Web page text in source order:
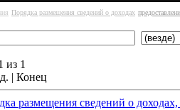
Порядка размещения сведений о доходах
из 1
| Конец
размещения сведений о